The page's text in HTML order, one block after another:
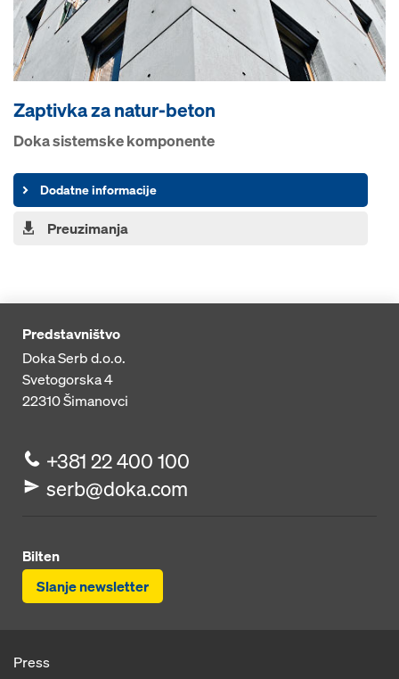
Zaptivka za natur-beton
Doka sistemske komponente
Dodatne informacije
Preuzimanja
Predstavništvo
Doka Serb d.o.o.
Svetogorska 4
22310Šimanovci
+381 22 400 100
serb@doka.com
Bilten
Slanje newsletter
Press